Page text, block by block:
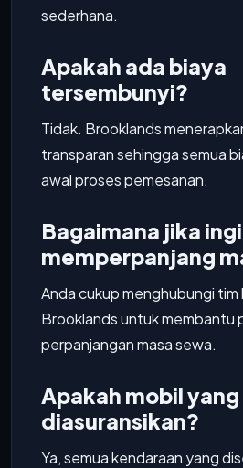
sederhana.
Apakah ada biaya
tersembunyi?
Tidak. Brooklands
transparan sehingga semua
awal proses pemesanan.
Bagaimana jika
memperpanjang
Anda cukup menghubungi
Brooklands untuk membantu
perpanjangan masa sewa.
Apakah mobil
diasuransikan?
Ya, semua kendaraan yang